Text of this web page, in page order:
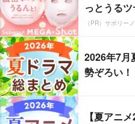
っとうる
（PR）サボリーノ
2026年7月
勢ぞろい！
【夏アニ